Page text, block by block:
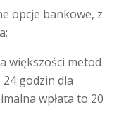
opcje bankowe, z
większości metod
godzin dla
wpłata to 20